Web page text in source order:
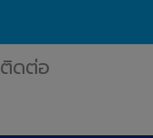
ติดต่อ